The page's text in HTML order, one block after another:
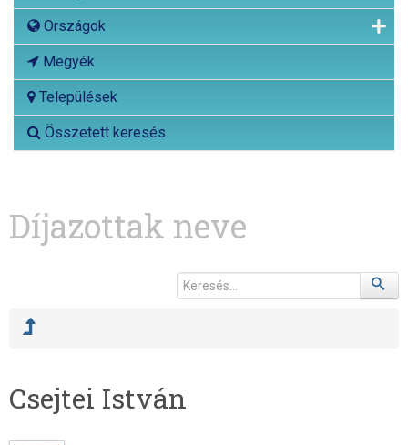
Országok
Megyék
Települések
Összetett keresés
Díjazottak neve
Csejtei István